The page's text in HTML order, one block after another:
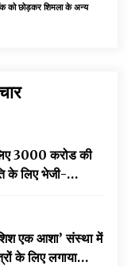
को छोड़कर शिमला के अन्य
3000 करोड की
के लिए भेजी-
एक आशा’ संस्था में
के लिए लगाया